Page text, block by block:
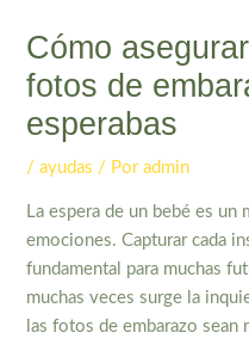
Cómo
fotos de
esperabas
/ayudas / Poradmin
La espera de un bebé es
emociones. Capturar cada
fundamental para muchas
muchas veces surge la
las fotos de embarazo sean